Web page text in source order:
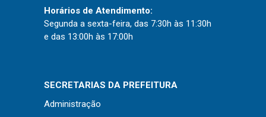
Seletivo Simplificado
Concursos
Dispensas e Inexigibilidades
Chamamentos Públicos
Horários de Atendimento:
Segunda a sexta-feira, das 7:30h às 11:30h
e das 13:00h às 17:00h
SECRETARIAS DA PREFEITURA
Administração